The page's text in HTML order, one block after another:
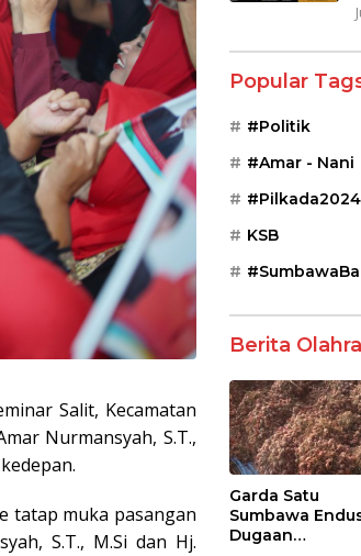
Salit, Kecamatan
Nurmansyah, S.T.,
tatap muka pasangan
S.T., M.Si dan Hj.
Popular
#Politik
#Amar - Nani
#Pilkada2024
KSB
Berita
Garda Satu
Sumbawa
Dugaan